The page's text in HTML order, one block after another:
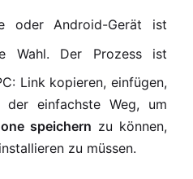
oder Android-Gerät ist
Wahl. Der Prozess ist
Link kopieren, einfügen,
der einfachste Weg, um
speichern zu können,
zu müssen.